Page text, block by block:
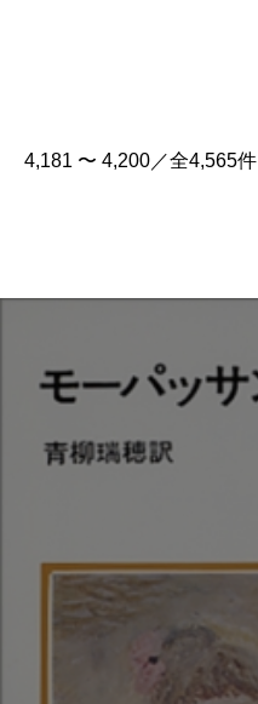
4,181 〜 4,200／全4,565件